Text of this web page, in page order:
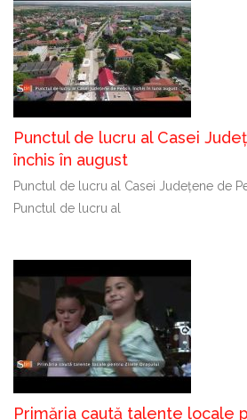
Punctul de lucru al Casei
închis în august
Punctul de lucru al Casei Județene de
Punctul de lucru al
Primăria caută talente locale